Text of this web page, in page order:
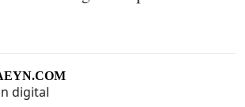
digital